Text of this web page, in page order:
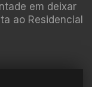
em deixar
ao Residencial